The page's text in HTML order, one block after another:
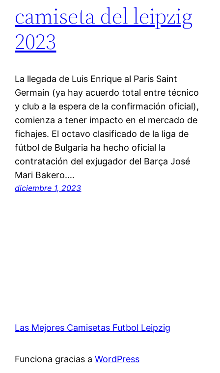
camiseta del leipzig
2023
La llegada de Luis Enrique al Paris Saint
Germain (ya hay acuerdo total entre técnico
y club a la espera de la confirmación oficial),
comienza a tener impacto en el mercado de
fichajes. El octavo clasificado de la liga de
fútbol de Bulgaria ha hecho oficial la
contratación del exjugador del Barça José
Mari Bakero.…
diciembre 1, 2023
Las Mejores Camisetas Futbol Leipzig
Funciona gracias aWordPress